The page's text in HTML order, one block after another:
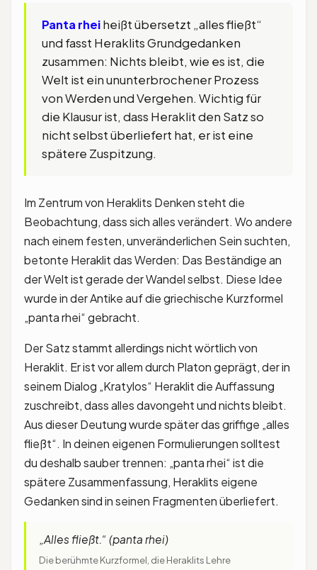
Panta rheiheißt übersetzt „alles fließt“
und fasst Heraklits Grundgedanken
zusammen: Nichts bleibt, wie es ist, die
Welt ist ein ununterbrochener Prozess
von Werden und Vergehen. Wichtig für
die Klausur ist, dass Heraklit den Satz so
nicht selbst überliefert hat, er ist eine
spätere Zuspitzung.
Im Zentrum von Heraklits Denken steht die
Beobachtung, dass sich alles verändert. Wo andere
nach einem festen, unveränderlichen Sein suchten,
betonte Heraklit das Werden: Das Beständige an
der Welt ist gerade der Wandel selbst. Diese Idee
wurde in der Antike auf die griechische Kurzformel
„panta rhei“ gebracht.
Der Satz stammt allerdings nicht wörtlich von
Heraklit. Er ist vor allem durch Platon geprägt, der in
seinem Dialog „Kratylos“ Heraklit die Auffassung
zuschreibt, dass alles davongeht und nichts bleibt.
Aus dieser Deutung wurde später das griffige „alles
fließt“. In deinen eigenen Formulierungen solltest
du deshalb sauber trennen: „panta rhei“ ist die
spätere Zusammenfassung, Heraklits eigene
Gedanken sind in seinen Fragmenten überliefert.
„Alles fließt.“ (panta rhei)
Die berühmte Kurzformel, die Heraklits Lehre